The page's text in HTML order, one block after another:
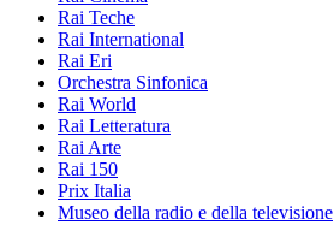
Rai Teche
Rai International
Rai Eri
Orchestra Sinfonica
Rai World
Rai Letteratura
Rai Arte
Rai 150
Prix Italia
Museo della radio e della televisione